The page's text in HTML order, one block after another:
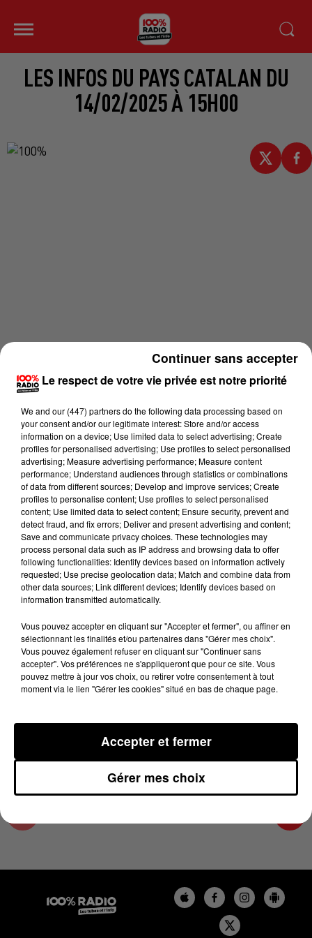
LES INFOS DU PAYS CATALAN DU
14/02/2025 À 15H00
Lecture (2 min 24 sec)
100%
100% Radio les infos du Pays Catalan
14 février 2025 - 2 min 24 sec
LES INFOS DU PAYS CATALAN DU 14/02/2025
À 15H00
Podcasts infos du Pays Catalan
Le respect de votre vie privée est notre priorité
We and our (447) partnersdo the following data processing based on
your consent and/or our legitimate interest: Store and/or access
information on a device; Use limited data to select advertising; Create
profiles for personalised advertising; Use profiles to select personalised
advertising; Measure advertising performance; Measure content
performance; Understand audiences through statistics or combinations
of data from different sources; Develop and improve services; Create
profiles to personalise content; Use profiles to select personalised
content; Use limited data to select content; Ensure security, prevent and
detect fraud, and fix errors; Deliver and present advertising and content;
Save and communicate privacy choices. These technologies may
process personal data such as IP address and browsing data to offer
following functionalities: Identify devices based on information actively
requested; Use precise geolocation data; Match and combine data from
other data sources; Link different devices; Identify devices based on
information transmitted automatically.
Vous pouvez accepter en cliquant sur "Accepter et fermer", ou affiner en
sélectionnant les finalités et/ou partenaires dans "Gérer mes choix".
Vous pouvez également refuser en cliquant sur "Continuer sans
accepter". Vos préférences ne s'appliqueront que pour ce site. Vous
pouvez mettre à jour vos choix, ou retirer votre consentement à tout
moment via le lien "Gérer les cookies" situé en bas de chaque page.
Gérer mes choix
Accepter et fermer
Continuer sans accepter